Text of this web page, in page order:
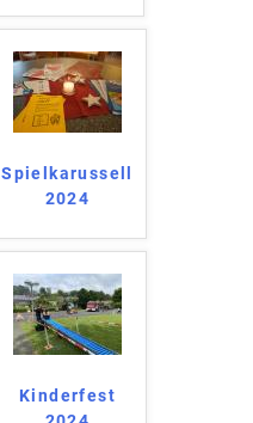
Spielkarussell
2024
Kinderfest